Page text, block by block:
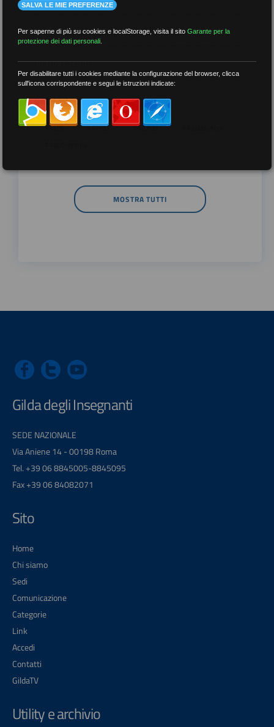
più recenti
meno recenti
per tag
##DS ##FGU ##Gilda
MOSTRA TUTTI
Gilda degli Insegnanti
SEDE NAZIONALE
Via Aniene 14 - 00198 Roma
Tel. +39 06 8845005-8845095
Fax +39 06 84082071
Sito
Home
Chi siamo
Sedi
Comunicazione
Categorie
Link
Accedi
Contatti
GildaTV
Utility e archivio
SALVA LE MIE PREFERENZE
Per saperne di più su cookies e localStorage, visita il sitoGarante per la
protezione dei dati personali
Per disabilitare tutti i cookies mediante la configurazione del browser, clicca
sull'icona corrispondente e segui le istruzioni indicate: